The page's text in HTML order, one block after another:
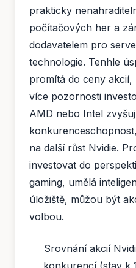
prakticky
počítačových her a
dodavatelem pro
technologie. Tenhle
promítá do ceny akcií,
více pozornosti
AMD nebo Intel
na další růst Nvidie.
investovat do
gaming, umělá
úložiště, můžou být
volbou.
Srovnání akcií
konkurencí (stav k